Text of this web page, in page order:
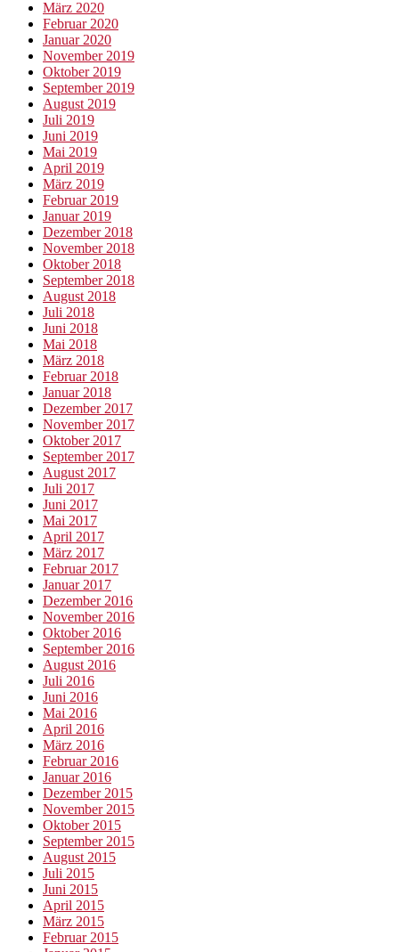
März 2020
Februar 2020
Januar 2020
November 2019
Oktober 2019
September 2019
August 2019
Juli 2019
Juni 2019
Mai 2019
April 2019
März 2019
Februar 2019
Januar 2019
Dezember 2018
November 2018
Oktober 2018
September 2018
August 2018
Juli 2018
Juni 2018
Mai 2018
März 2018
Februar 2018
Januar 2018
Dezember 2017
November 2017
Oktober 2017
September 2017
August 2017
Juli 2017
Juni 2017
Mai 2017
April 2017
März 2017
Februar 2017
Januar 2017
Dezember 2016
November 2016
Oktober 2016
September 2016
August 2016
Juli 2016
Juni 2016
Mai 2016
April 2016
März 2016
Februar 2016
Januar 2016
Dezember 2015
November 2015
Oktober 2015
September 2015
August 2015
Juli 2015
Juni 2015
April 2015
März 2015
Februar 2015